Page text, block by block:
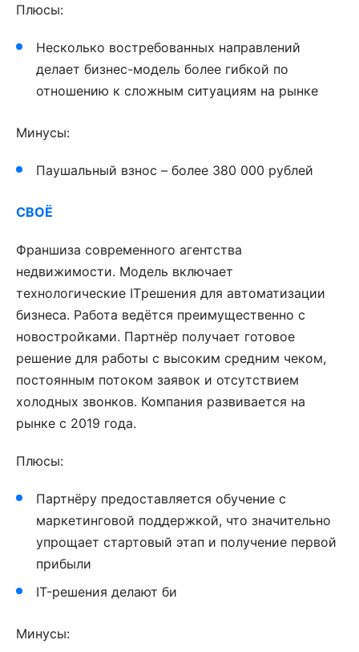
Плюсы:
Несколько востребованных направлений
делает бизнес-модель более гибкой по
отношению к сложным ситуациям на рынке
Минусы:
Паушальный взнос – более 380 000 рублей
СВОЁ
Франшиза современного агентства
недвижимости. Модель включает
технологические IT­решения для автоматизации
бизнеса. Работа ведётся преимущественно с
новостройками. Партнёр получает готовое
решение для работы с высоким средним чеком,
постоянным потоком заявок и отсутствием
холодных звонков. Компания развивается на
рынке с 2019 года.
Плюсы:
Партнёру предоставляется обучение с
маркетинговой поддержкой, что значительно
упрощает стартовый этап и получение первой
прибыли
IT-решения делают би
Минусы: